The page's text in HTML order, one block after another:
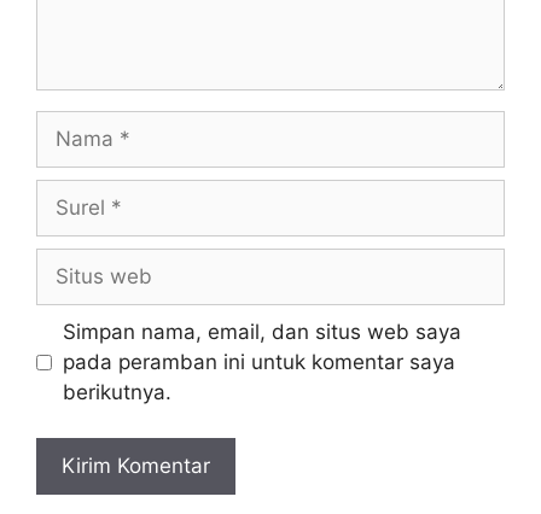
Simpan nama, email, dan situs web saya
pada peramban ini untuk komentar saya
berikutnya.